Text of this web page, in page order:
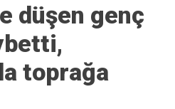
düşen genç
toprağa